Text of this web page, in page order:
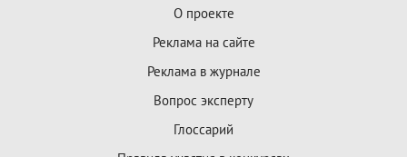
О проекте
Реклама на сайте
Реклама в журнале
Вопрос эксперту
Глоссарий